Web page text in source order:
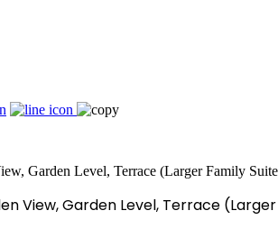
View, Garden Level, Terrace